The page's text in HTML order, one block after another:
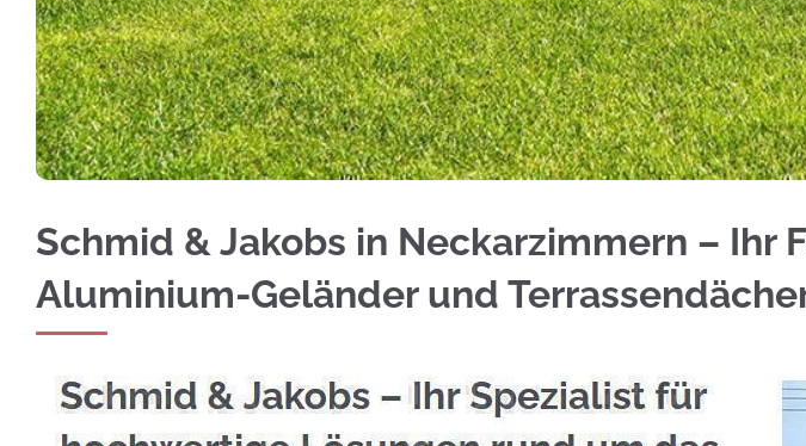
Edelstahl Balkongeländer in Neckarzimmern – entdecken bei
Schmid & Jakobs in Neckarzimmern –
Aluminium-Geländer und